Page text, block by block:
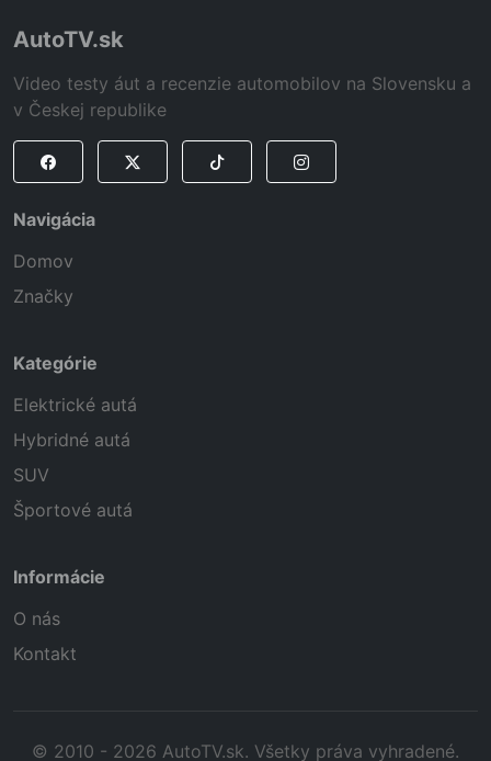
AutoTV.sk
Video testy áut a recenzie automobilov na Slovensku a
v Českej republike
Navigácia
Domov
Značky
Kategórie
Elektrické autá
Hybridné autá
SUV
Športové autá
Informácie
O nás
Kontakt
© 2010 - 2026 AutoTV.sk. Všetky práva vyhradené.